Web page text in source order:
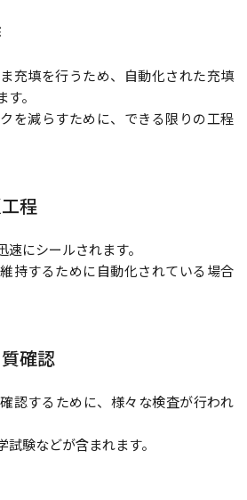
充填を行うため、自動化された充填
。
を減らすために、できる限りの工程
程
にシールされます。
持するために自動化されている場合
確認
認するために、様々な検査が行われ
験などが含まれます。